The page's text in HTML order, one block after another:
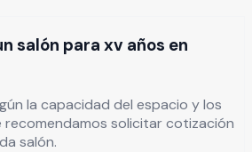
salón para xv años en
la capacidad del espacio y los
recomendamos solicitar cotización
salón.